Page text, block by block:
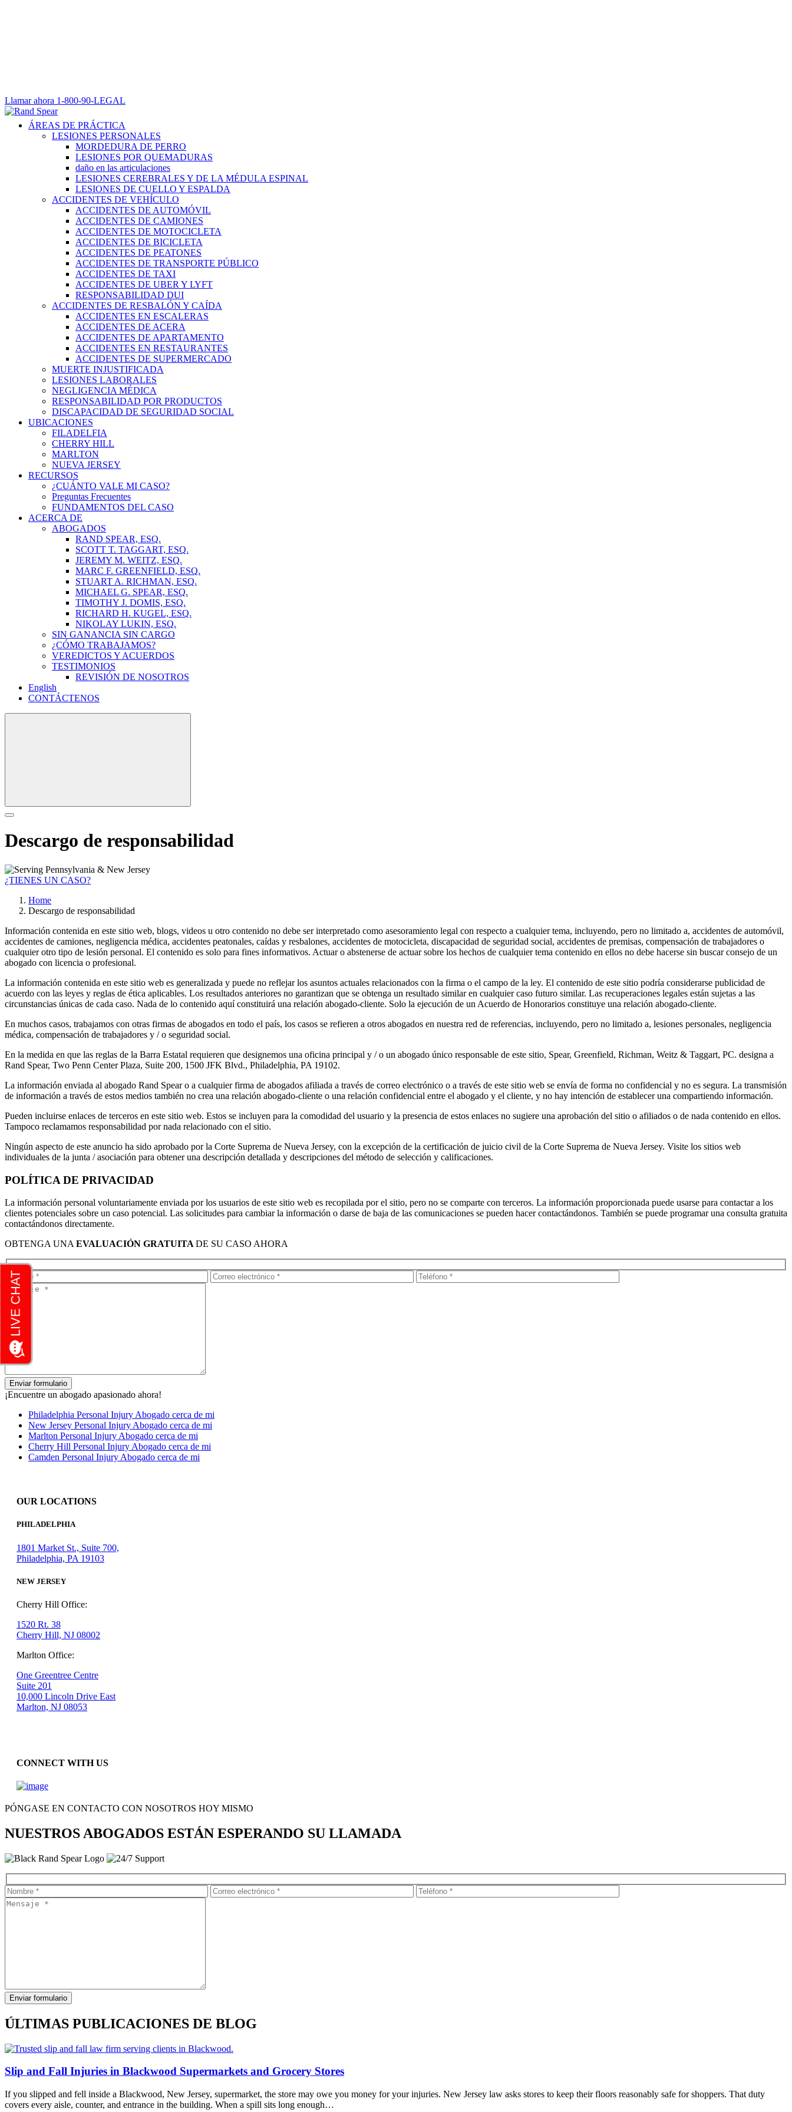
Llamar ahora 1-800-90-LEGAL
ÁREAS DE PRÁCTICA
LESIONES PERSONALES
MORDEDURA DE PERRO
LESIONES POR QUEMADURAS
daño en las articulaciones
LESIONES CEREBRALES Y DE LA MÉDULA ESPINAL
LESIONES DE CUELLO Y ESPALDA
ACCIDENTES DE VEHÍCULO
ACCIDENTES DE AUTOMÓVIL
ACCIDENTES DE CAMIONES
ACCIDENTES DE MOTOCICLETA
ACCIDENTES DE BICICLETA
ACCIDENTES DE PEATONES
ACCIDENTES DE TRANSPORTE PÚBLICO
ACCIDENTES DE TAXI
ACCIDENTES DE UBER Y LYFT
RESPONSABILIDAD DUI
ACCIDENTES DE RESBALÓN Y CAÍDA
ACCIDENTES EN ESCALERAS
ACCIDENTES DE ACERA
ACCIDENTES DE APARTAMENTO
ACCIDENTES EN RESTAURANTES
ACCIDENTES DE SUPERMERCADO
MUERTE INJUSTIFICADA
LESIONES LABORALES
NEGLIGENCIA MÉDICA
RESPONSABILIDAD POR PRODUCTOS
DISCAPACIDAD DE SEGURIDAD SOCIAL
UBICACIONES
FILADELFIA
CHERRY HILL
MARLTON
NUEVA JERSEY
RECURSOS
¿CUÁNTO VALE MI CASO?
Preguntas Frecuentes
FUNDAMENTOS DEL CASO
ACERCA DE
ABOGADOS
RAND SPEAR, ESQ.
SCOTT T. TAGGART, ESQ.
JEREMY M. WEITZ, ESQ.
MARC F. GREENFIELD, ESQ.
STUART A. RICHMAN, ESQ.
MICHAEL G. SPEAR, ESQ.
TIMOTHY J. DOMIS, ESQ.
RICHARD H. KUGEL, ESQ.
NIKOLAY LUKIN, ESQ.
SIN GANANCIA SIN CARGO
¿CÓMO TRABAJAMOS?
VEREDICTOS Y ACUERDOS
TESTIMONIOS
REVISIÓN DE NOSOTROS
English
CONTÁCTENOS
Descargo de responsabilidad
¿TIENES UN CASO?
Home
Descargo de responsabilidad
Información contenida en este sitio web, blogs, videos u otro contenido no debe ser interpretado como asesoramiento legal con respecto a cualquier tema, incluyendo, pero no limitado a, accidentes de automóvil,
accidentes de camiones, negligencia médica, accidentes peatonales, caídas y resbalones, accidentes de motocicleta, discapacidad de seguridad social, accidentes de premisas, compensación de trabajadores o
cualquier otro tipo de lesión personal. El contenido es solo para fines informativos. Actuar o abstenerse de actuar sobre los hechos de cualquier tema contenido en ellos no debe hacerse sin buscar consejo de un
abogado con licencia o profesional.
La información contenida en este sitio web es generalizada y puede no reflejar los asuntos actuales relacionados con la firma o el campo de la ley. El contenido de este sitio podría considerarse publicidad de
acuerdo con las leyes y reglas de ética aplicables. Los resultados anteriores no garantizan que se obtenga un resultado similar en cualquier caso futuro similar. Las recuperaciones legales están sujetas a las
circunstancias únicas de cada caso. Nada de lo contenido aquí constituirá una relación abogado-cliente. Solo la ejecución de un Acuerdo de Honorarios constituye una relación abogado-cliente.
En muchos casos, trabajamos con otras firmas de abogados en todo el país, los casos se refieren a otros abogados en nuestra red de referencias, incluyendo, pero no limitado a, lesiones personales, negligencia
médica, compensación de trabajadores y / o seguridad social.
En la medida en que las reglas de la Barra Estatal requieren que designemos una oficina principal y / o un abogado único responsable de este sitio, Spear, Greenfield, Richman, Weitz & Taggart, PC. designa a
Rand Spear, Two Penn Center Plaza, Suite 200, 1500 JFK Blvd., Philadelphia, PA 19102.
La información enviada al abogado Rand Spear o a cualquier firma de abogados afiliada a través de correo electrónico o a través de este sitio web se envía de forma no confidencial y no es segura. La transmisión
de información a través de estos medios también no crea una relación abogado-cliente o una relación confidencial entre el abogado y el cliente, y no hay intención de establecer una compartiendo información.
Pueden incluirse enlaces de terceros en este sitio web. Estos se incluyen para la comodidad del usuario y la presencia de estos enlaces no sugiere una aprobación del sitio o afiliados o de nada contenido en ellos.
Tampoco reclamamos responsabilidad por nada relacionado con el sitio.
Ningún aspecto de este anuncio ha sido aprobado por la Corte Suprema de Nueva Jersey, con la excepción de la certificación de juicio civil de la Corte Suprema de Nueva Jersey. Visite los sitios web
individuales de la junta / asociación para obtener una descripción detallada y descripciones del método de selección y calificaciones.
POLÍTICA DE PRIVACIDAD
La información personal voluntariamente enviada por los usuarios de este sitio web es recopilada por el sitio, pero no se comparte con terceros. La información proporcionada puede usarse para contactar a los
clientes potenciales sobre un caso potencial. Las solicitudes para cambiar la información o darse de baja de las comunicaciones se pueden hacer contactándonos. También se puede programar una consulta gratuita
contactándonos directamente.
OBTENGA UNA EVALUACIÓN GRATUITA DE SU CASO AHORA
¡Encuentre un abogado apasionado ahora!
Philadelphia Personal Injury Abogado cerca de mi
New Jersey Personal Injury Abogado cerca de mi
Marlton Personal Injury Abogado cerca de mi
Cherry Hill Personal Injury Abogado cerca de mi
Camden Personal Injury Abogado cerca de mi
OUR LOCATIONS
PHILADELPHIA
1801 Market St., Suite 700,
Philadelphia, PA 19103
NEW JERSEY
Cherry Hill Office:
1520 Rt. 38
Cherry Hill, NJ 08002
Marlton Office:
One Greentree Centre
Suite 201
10,000 Lincoln Drive East
Marlton, NJ 08053
CONNECT WITH US
PÓNGASE EN CONTACTO CON NOSOTROS HOY MISMO
NUESTROS ABOGADOS ESTÁN ESPERANDO SU LLAMADA
ÚLTIMAS PUBLICACIONES DE BLOG
Slip and Fall Injuries in Blackwood Supermarkets and Grocery Stores
If you slipped and fell inside a Blackwood, New Jersey, supermarket, the store may owe you money for your injuries. New Jersey law asks stores to keep their floors reasonably safe for shoppers. That duty
covers every aisle, counter, and entrance in the building. When a spill sits long enough…